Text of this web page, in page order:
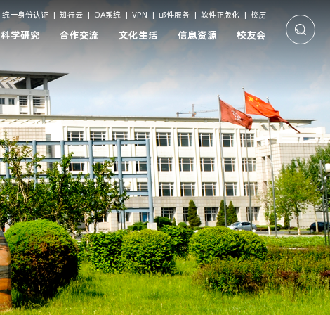
统一身份认证 | 知行云 | OA系统 | VPN | 邮件服务 | 软件正版化 | 校历
科学研究 合作交流 文化生活 信息资源 校友会